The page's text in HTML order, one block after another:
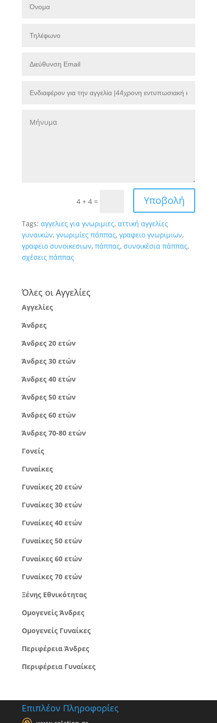
4 + 4 = Υποβολή
Tags: αγγελιες για γνωριμιες, αττική αγγελίες
γυναικών, γνωριμίες πάππας, γραφειο γνωριμιων,
γραφειο συνοικεσιων, πάππας, συνοικέσια πάππας,
σχέσεις πάππας
Όλες οι Αγγελίες
Αγγελίες
Άνδρες
Άνδρες 20 ετών
Άνδρες 30 ετών
Άνδρες 40 ετών
Άνδρες 50 ετών
Άνδρες 60 ετών
Άνδρες 70-80 ετών
Γονείς
Γυναίκες
Γυναίκες 20 ετών
Γυναίκες 30 ετών
Γυναίκες 40 ετών
Γυναίκες 50 ετών
Γυναίκες 60 ετών
Γυναίκες 70 ετών
Ξένης Εθνικότητας
Ομογενείς Άνδρες
Ομογενείς Γυναίκες
Περιφέρεια Άνδρες
Περιφέρεια Γυναίκες
Επιπλέον Πληροφορίες